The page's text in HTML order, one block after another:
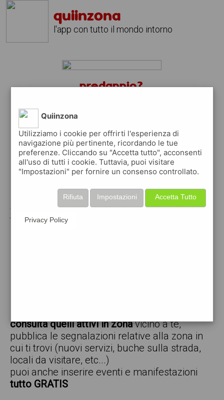
quiinzona
l'app con tutto il mondo intorno
predappio?
↴
scarica gratis app
pubblica gratis i tuoi annunci
con quiinzona puoi inserire gratuitamente i
tuoi annunci per :
consulta quelli attivi in zonavicino a te,
pubblica le segnalazioni relative alla zona in
cui ti trovi (nuovi servizi, buche sulla strada,
locali da visitare, etc...)
puoi anche inserire eventi e manifestazioni
tutto GRATIS
Quiinzona
Utilizziamo i cookie per offrirti l'esperienza di
navigazione più pertinente, ricordando le tue
preferenze. Cliccando su "Accetta tutto", acconsenti
all'uso di tutti i cookie. Tuttavia, puoi visitare
"Impostazioni" per fornire un consenso controllato.
Accetta Tutto
Impostazioni
Rifiuta
Privacy Policy